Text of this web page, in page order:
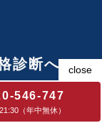
546-747
（年中無休）
診断へ
無料。